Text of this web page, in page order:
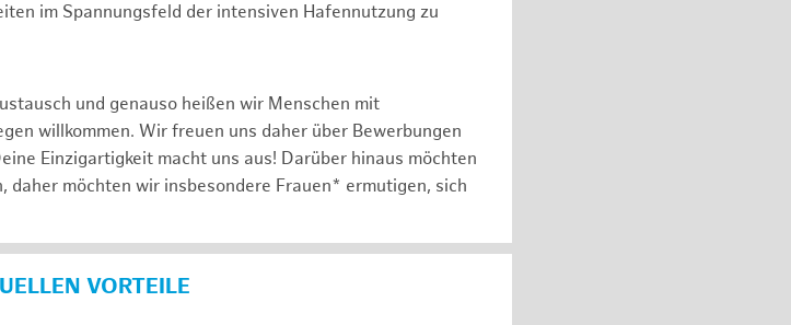
im Spannungsfeld der intensiven Hafennutzung zu
und genauso heißen wir Menschen mit
willkommen. Wir freuen uns daher über Bewerbungen
Einzigartigkeit macht uns aus! Darüber hinaus möchten
möchten wir insbesondere Frauen* ermutigen, sich
VORTEILE